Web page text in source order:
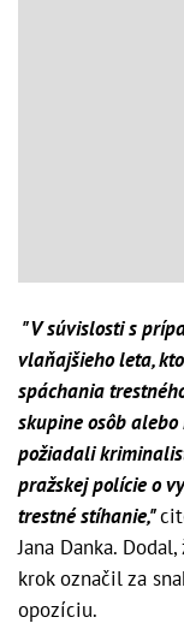
"V súvislosti s
vlaňajšieho leta,
spáchania
skupine osôb
požiadali
pražskej polície o
trestné stíhanie,"
Jana Danka.
krok označil za
opozíciu.